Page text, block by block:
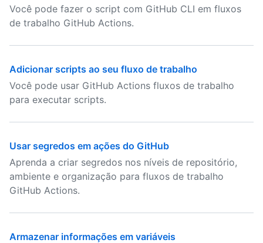
Você pode fazer o script com GitHub CLI em fluxos
de trabalho GitHub Actions.
Adicionar scripts ao seu fluxo de trabalho
Você pode usar GitHub Actions fluxos de trabalho
para executar scripts.
Usar segredos em ações do GitHub
Aprenda a criar segredos nos níveis de repositório,
ambiente e organização para fluxos de trabalho
GitHub Actions.
Armazenar informações em variáveis